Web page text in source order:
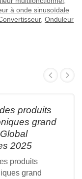
à onde sinusoïdale
, Onduleur
produits
grand
2025
produits
grand